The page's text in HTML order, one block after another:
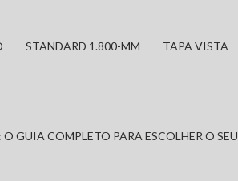
STANDARD 1.800-MM TAPA VISTA
GUIA COMPLETO PARA ESCOLHER O SEU